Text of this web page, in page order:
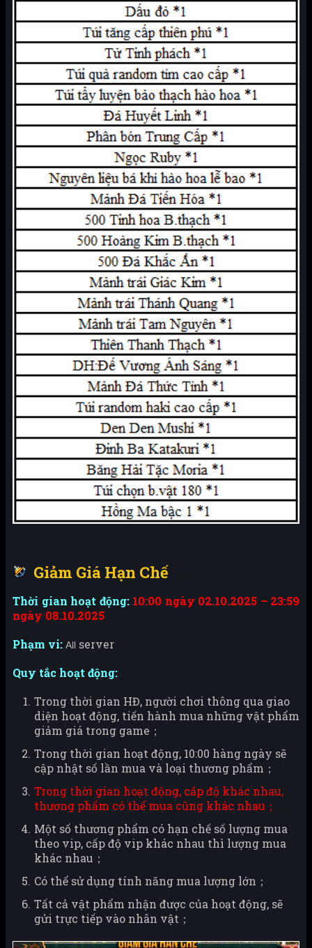
Giảm Giá Hạn Chế
Thời gian hoạt động: 10:00 ngày 02.10.2025 – 23:59
ngày 08.10.2025
Phạm vi: All server
Quy tắc hoạt động:
Trong thời gian HĐ, người chơi thông qua giao
diện hoạt động, tiến hành mua những vật phẩm
giảm giá trong game；
Trong thời gian hoạt động, 10:00 hàng ngày sẽ
cập nhật số lần mua và loại thương phẩm；
Trong thời gian hoạt động, cấp độ khác nhau,
thương phẩm có thể mua cũng khác nhau；
Một số thương phẩm có hạn chế số lượng mua
theo vip, cấp độ vip khác nhau thì lượng mua
khác nhau；
Có thể sử dụng tính năng mua lượng lớn；
Tất cả vật phẩm nhận được của hoạt động, sẽ
gửi trực tiếp vào nhân vật；